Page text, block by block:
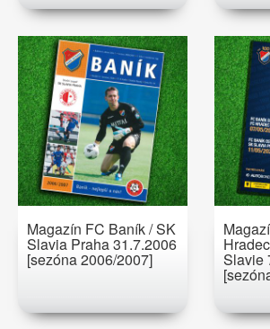
Magazín FC Baník / SK
Slavia Praha 31.7.2006
[sezóna 2006/2007] Slavie